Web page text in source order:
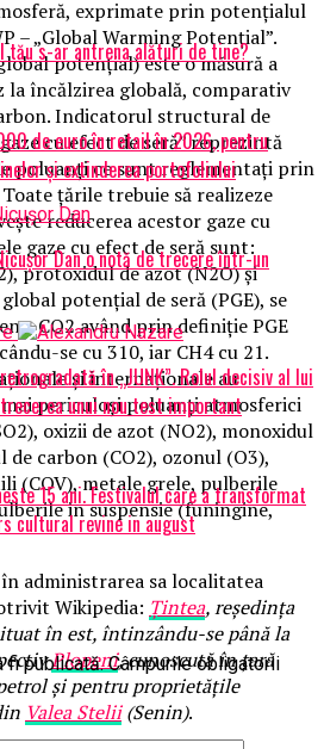
exprimate prin potenţialul
– „Global Warming Potenţial”.
potenţial) este o măsură a
încălzirea globală, comparativ
Indicatorul structural de
cu efect de seră” reprezintă
poluanţi ce sunt reglementaţi prin
ţările trebuie să realizeze
reducerea acestor gaze cu
gaze cu efect de seră sunt:
protoxidul de azot (N2O) şi
potenţial de seră (PGE), se
CO2 având prin definiţie PGE
se cu 310, iar CH4 cu 21.
și internaționale au
periculoși poluanți atmosferici
oxizii de azot (NO2), monoxidul
de carbon (CO2), ozonul (O3),
(COV), metale grele, pulberile
in suspensie (funingine,
administrarea sa localitatea
Wikipedia: Țintea, reședința
în est, întinzându-se până la
Plopeni, cunoscută în țară
și pentru proprietățile
Valea Stelii(Senin).
tău s-ar antrena alături de tine?
de euro în retail în 2026, pentru
și extinderea portofoliului
Dan o notă de trecere într-un
în „JUNK”. Rolul decisiv al lui
unui nou test important
15 ani. Festivalul care a transformat
cultural revine in august
fi publicată. Câmpurile obligatorii